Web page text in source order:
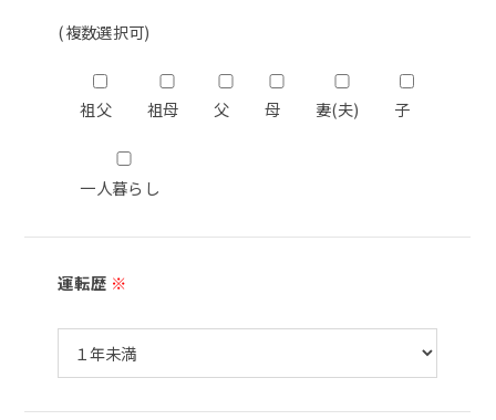
(複数選択可)
祖父 祖母 父 母 妻(夫) 子
一人暮らし
運転歴 ※